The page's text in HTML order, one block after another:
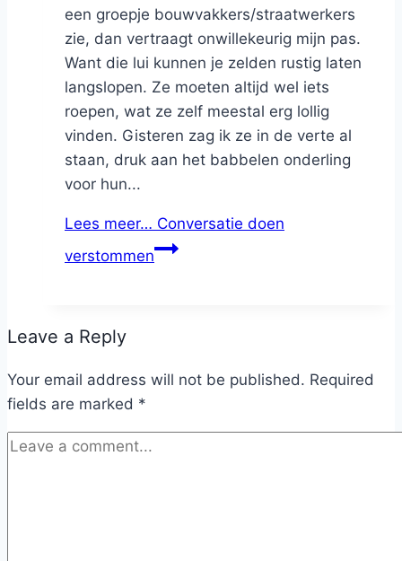
een groepje bouwvakkers/straatwerkers
zie, dan vertraagt onwillekeurig mijn pas.
Want die lui kunnen je zelden rustig laten
langslopen. Ze moeten altijd wel iets
roepen, wat ze zelf meestal erg lollig
vinden. Gisteren zag ik ze in de verte al
staan, druk aan het babbelen onderling
voor hun...
Lees meer… Conversatie doen
verstommen
Leave a Reply
Your email address will not be published. Required
fields are marked *